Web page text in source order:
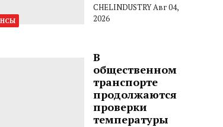
CHELINDUSTRYАвг 04,
2026
В
общественном
транспорте
продолжаются
проверки
температуры